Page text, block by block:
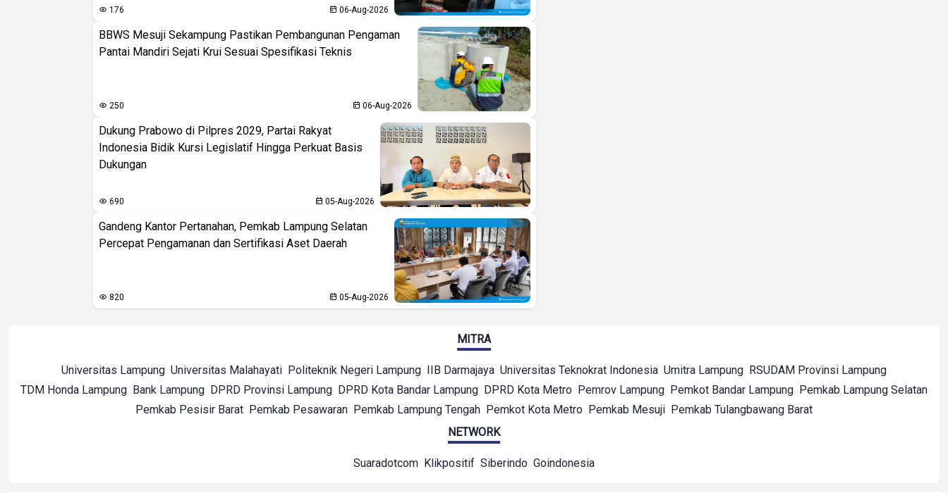
176 06-Aug-2026
BBWS Mesuji Sekampung Pastikan Pembangunan Pengaman
Pantai Mandiri Sejati Krui Sesuai Spesifikasi Teknis
250 06-Aug-2026
Dukung Prabowo di Pilpres 2029, Partai Rakyat
Indonesia Bidik Kursi Legislatif Hingga Perkuat Basis
Dukungan
690 05-Aug-2026
Gandeng Kantor Pertanahan, Pemkab Lampung Selatan
Percepat Pengamanan dan Sertifikasi Aset Daerah
820 05-Aug-2026
MITRA
Universitas Lampung Universitas Malahayati Politeknik Negeri Lampung IIB Darmajaya Universitas Teknokrat Indonesia Umitra Lampung RSUDAM Provinsi Lampung
TDM Honda Lampung Bank Lampung DPRD Provinsi Lampung DPRD Kota Bandar Lampung DPRD Kota Metro Pemrov Lampung Pemkot Bandar Lampung Pemkab Lampung Selatan
Pemkab Pesisir Barat Pemkab Pesawaran Pemkab Lampung Tengah Pemkot Kota Metro Pemkab Mesuji Pemkab Tulangbawang Barat
NETWORK
Suaradotcom Klikpositif Siberindo Goindonesia